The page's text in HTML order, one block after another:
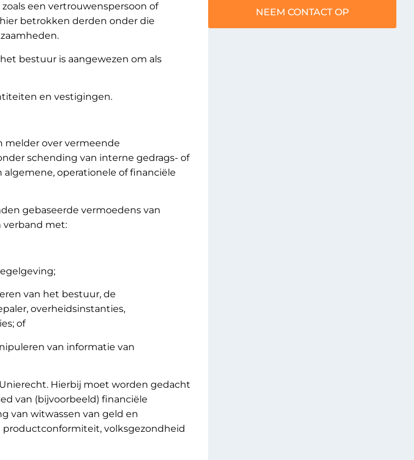
een vertrouwenspersoon of
betrokken derden onder die
bestuur is aangewezen om als
en vestigingen.
melder over vermeende
schending van interne gedrags- of
operationele of financiële
gebaseerde vermoedens van
met:
van het bestuur, de
overheidsinstanties,
of
van informatie van
Hierbij moet worden gedacht
van (bijvoorbeeld) financiële
van witwassen van geld en
volksgezondheid
NEEM CONTACT OP